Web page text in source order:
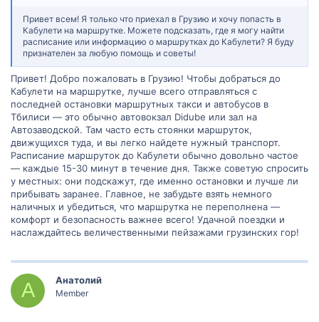
Привет всем! Я только что приехал в Грузию и хочу попасть в
Кабулети на маршрутке. Можете подсказать, где я могу найти
расписание или информацию о маршрутках до Кабулети? Я буду
признателен за любую помощь и советы!
Привет! Добро пожаловать в Грузию! Чтобы добраться до
Кабулети на маршрутке, лучше всего отправляться с
последней остановки маршрутных такси и автобусов в
Тбилиси — это обычно автовокзал Didube или зал на
Автозаводской. Там часто есть стоянки маршруток,
движущихся туда, и вы легко найдете нужный транспорт.
Расписание маршруток до Кабулети обычно довольно частое
— каждые 15-30 минут в течение дня. Также советую спросить
у местных: они подскажут, где именно остановки и лучше ли
прибывать заранее. Главное, не забудьте взять немного
наличных и убедиться, что маршрутка не переполнена —
комфорт и безопасность важнее всего! Удачной поездки и
наслаждайтесь величественными пейзажами грузинских гор!
А Анатолий
Member